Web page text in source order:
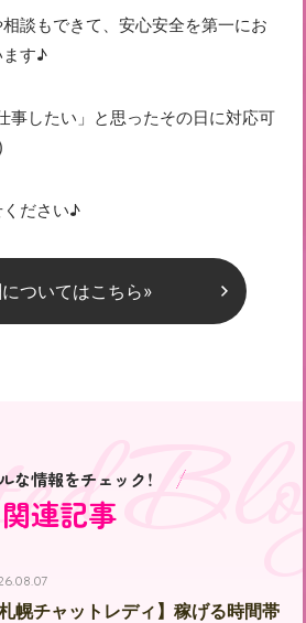
談もできて、安心安全を第一にお
ます♪
事したい」と思ったその日に対応可
ださい♪
ついてはこちら»
関連記事
な情報をチェック！
札幌チャットレディ】稼げる時間帯